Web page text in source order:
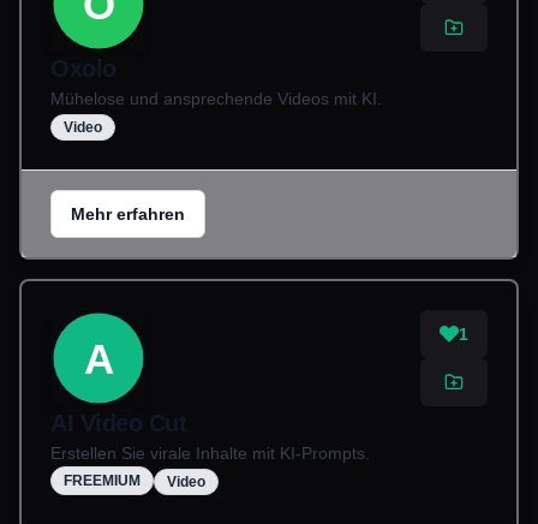
Oxolo
Mühelose und ansprechende Videos mit KI.
Video
Mehr erfahren
A
1
AI Video Cut
Erstellen Sie virale Inhalte mit KI-Prompts.
FREEMIUM Video